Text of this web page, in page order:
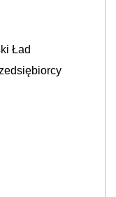
Ład